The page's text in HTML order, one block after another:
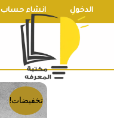
تخطي
إلى
الدخول انشاء حساب
تخفيضات!